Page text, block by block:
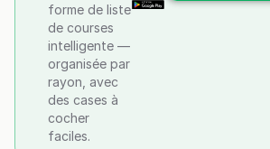
forme de liste
de courses
intelligente —
organisée par
rayon, avec
des cases à
cocher
faciles.